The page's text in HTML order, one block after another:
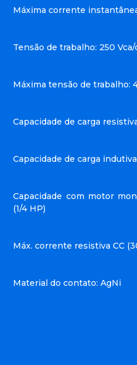
Máxima corrente
Tensão de trabalho: 250 Vca/
Máxima tensão de trabalho:
Capacidade de carga
Capacidade de carga
Capacidade com motor
(1/4 HP)
Máx. corrente resistiva CC
Material do contato: AgNi